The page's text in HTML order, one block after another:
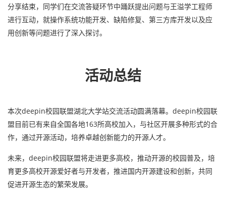
分享结束，同学们在交流答疑环节中踊跃提出问题与王溢学工程师
进行互动，就操作系统功能开发、缺陷修复、第三方库开发以及应
用创新等问题进行了深入探讨。
活动总结
本次deepin校园联盟湖北大学站交流活动圆满落幕。deepin校园联
盟目前已有来自全国各地163所高校加入，与社区开展多种形式的合
作，通过开源活动，培养卓越创新能力的开源人才。
未来，deepin校园联盟将走进更多高校，推动开源的校园普及，培
育更多高校开源爱好者与开发者，推进国内开源建设和创新，共同
促进开源生态的繁荣发展。